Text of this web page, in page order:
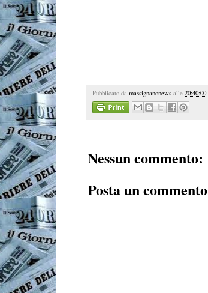
Pubblicato da massignanonews alle 20:40:00
Nessun commento:
Posta un commento